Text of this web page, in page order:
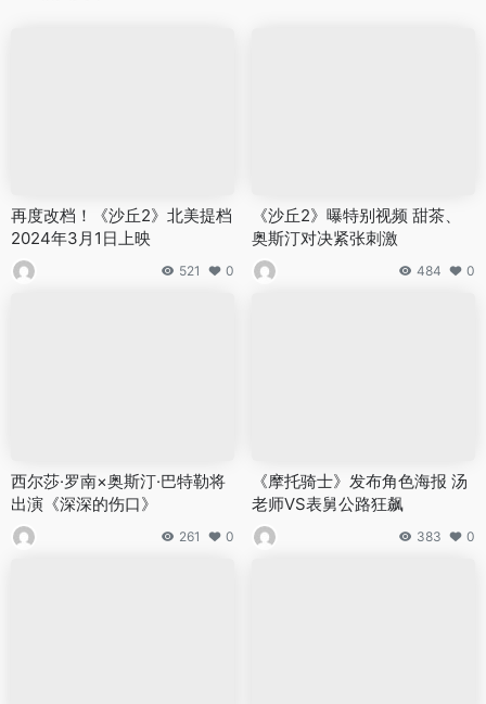
再度改档！《沙丘2》北美提档
2024年3月1日上映
521 0
《沙丘2》曝特别视频 甜茶、
奥斯汀对决紧张刺激
484 0
西尔莎·罗南×奥斯汀·巴特勒将
出演《深深的伤口》
261 0
《摩托骑士》发布角色海报 汤
老师VS表舅公路狂飙
383 0